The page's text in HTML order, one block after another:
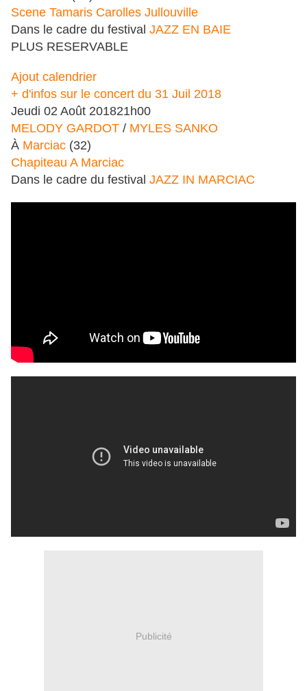
Scene Tamaris Carolles Jullouville
Dans le cadre du festival JAZZ EN BAIE
PLUS RESERVABLE
Ajout calendrier
+ d'infos sur le concert du 31 Juil 2018
Jeudi 02 Août 201821h00
MELODY GARDOT / MYLES SANKO
À Marciac (32)
Chapiteau A Marciac
Dans le cadre du festival JAZZ IN MARCIAC
Publicité